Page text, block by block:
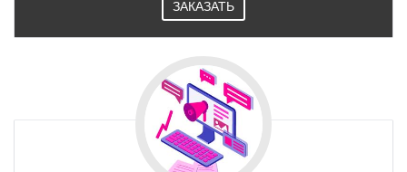
ЗАКАЗАТЬ